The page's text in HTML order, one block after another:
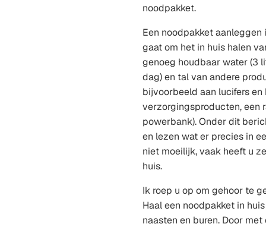
noodpakket.
Een noodpakket aanleggen
gaat om het in huis halen
genoeg houdbaar water (3
dag) en tal van andere
bijvoorbeeld aan lucifers en
verzorgingsproducten, een
powerbank). Onder dit
en lezen wat er precies in
niet moeilijk, vaak heeft u
huis.
Ik roep u op om gehoor te
Haal een noodpakket in
naasten en buren. Door